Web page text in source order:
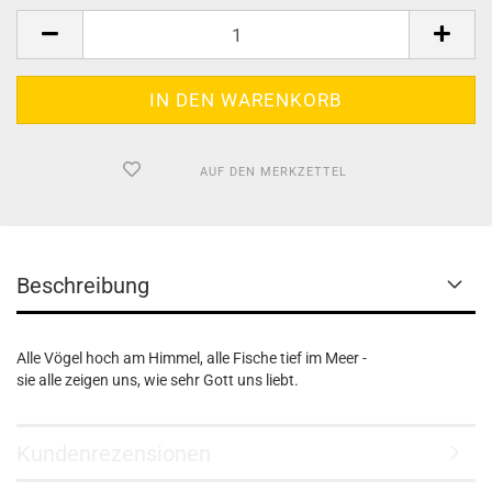
AUF DEN MERKZETTEL
Beschreibung
Alle Vögel hoch am Himmel, alle Fische tief im Meer -
sie alle zeigen uns, wie sehr Gott uns liebt.